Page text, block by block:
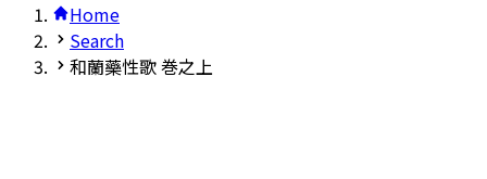
Home
Search
和蘭藥性歌 巻之上